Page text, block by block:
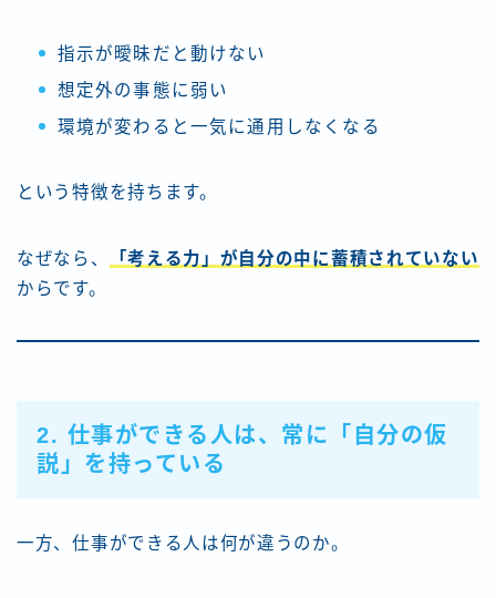
指示が曖昧だと動けない
想定外の事態に弱い
環境が変わると一気に通用しなくなる
という特徴を持ちます。
なぜなら、
「考える力」が自分の中に蓄積されていない
からです。
2. 仕事ができる人は、常に「自分の仮
説」を持っている
一方、仕事ができる人は何が違うのか。